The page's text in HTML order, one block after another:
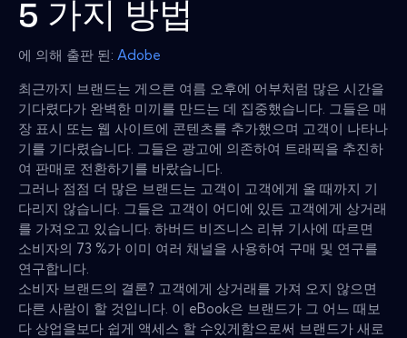
5 가지 방법
에 의해 출판 된: Adobe
최근까지 브랜드는 게으른 여름 오후에 어부처럼 많은 시간을
기다렸다가 완벽한 미끼를 만드는 데 집중했습니다. 그들은 매
장 표시 또는 웹 사이트에 콘텐츠를 추가했으며 고객이 나타나
기를 기다렸습니다. 그들은 광고에 의존하여 트래픽을 추진하
여 판매로 전환하기를 바랐습니다.
그러나 점점 더 많은 브랜드는 고객이 고객에게 올 때까지 기
다리지 않습니다. 그들은 고객이 어디에 있든 고객에게 상거래
를 가져오고 있습니다. 하버드 비즈니스 리뷰 기사에 따르면
소비자의 73 %가 이미 여러 채널을 사용하여 구매 및 연구를
연구합니다.
소비자 브랜드의 결론? 고객에게 상거래를 가져 오지 않으면
다른 사람이 할 것입니다. 이 eBook은 브랜드가 그 어느 때보
다 상업을보다 쉽게 ​​액세스 할 수있게함으로써 브랜드가 새로